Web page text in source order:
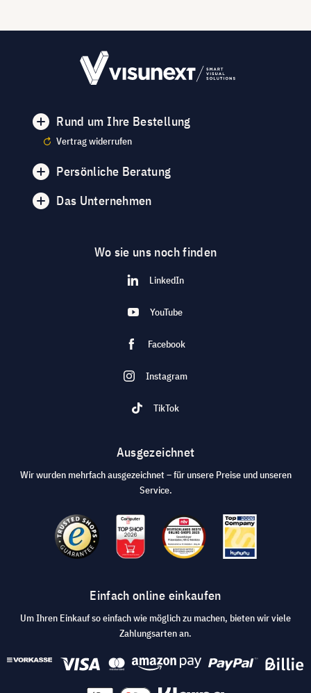
Rund um Ihre Bestellung
Vertrag widerrufen
Persönliche Beratung
Das Unternehmen
Wo sie uns noch finden
LinkedIn
YouTube
Facebook
Instagram
TikTok
Ausgezeichnet
Wir wurden mehrfach ausgezeichnet – für unsere Preise und unseren
Service.
Einfach online einkaufen
Um Ihren Einkauf so einfach wie möglich zu machen, bieten wir viele
Zahlungsarten an.